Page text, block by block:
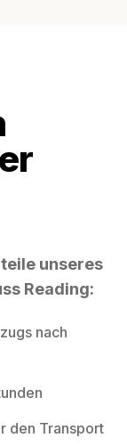
unseres
Reading:
nach
den Transport